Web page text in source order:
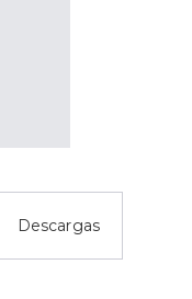
Descargas